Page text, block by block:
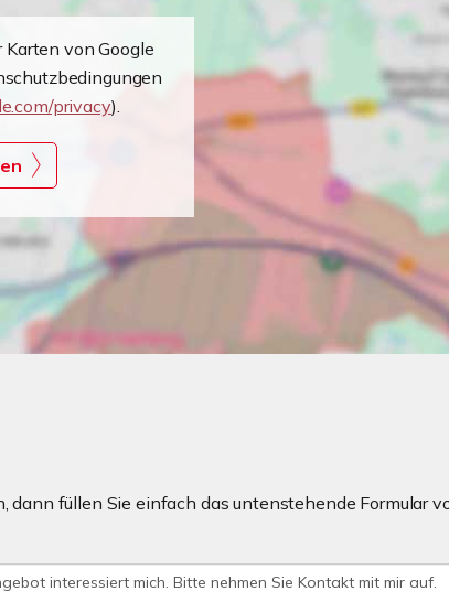
von Google
privacy).
füllen Sie einfach das untenstehende Formular